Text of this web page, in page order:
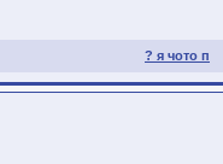
? я чото п